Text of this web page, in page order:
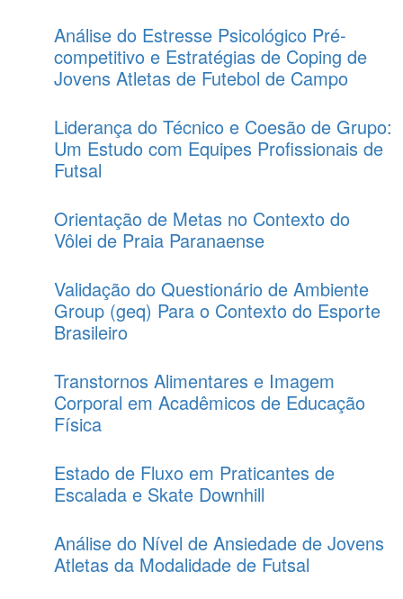
Análise do Estresse Psicológico Pré-
competitivo e Estratégias de Coping de
Jovens Atletas de Futebol de Campo
Liderança do Técnico e Coesão de Grupo:
Um Estudo com Equipes Profissionais de
Futsal
Orientação de Metas no Contexto do
Vôlei de Praia Paranaense
Validação do Questionário de Ambiente
Group (geq) Para o Contexto do Esporte
Brasileiro
Transtornos Alimentares e Imagem
Corporal em Acadêmicos de Educação
Física
Estado de Fluxo em Praticantes de
Escalada e Skate Downhill
Análise do Nível de Ansiedade de Jovens
Atletas da Modalidade de Futsal